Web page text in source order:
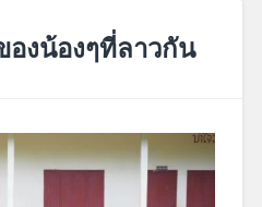
งน้องๆที่ลาวกัน